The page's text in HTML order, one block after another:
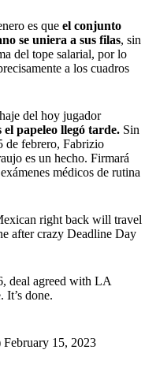
es que el conjunto
se uniera a sus filas, sin
del tope salarial, por lo
a los cuadros
del hoy jugador
el papeleo llegó tarde. Sin
de febrero, Fabrizio
es un hecho. Firmará
médicos de rutina
right back will travel
after crazy Deadline Day
deal agreed with LA
It’s done.
February 15, 2023